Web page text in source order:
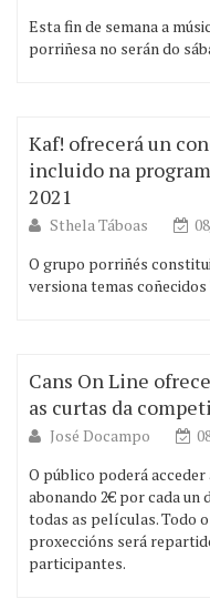
Esta fin de semana a
porriñesa no serán do
Kaf! ofrecerá un
incluido na
2021
Sthela Táboas
O grupo porriñés
versiona temas
Cans On Line
as curtas da
José Docampo
O público poderá
abonando 2€ por cada un
todas as películas. Todo
proxeccións será
participantes.